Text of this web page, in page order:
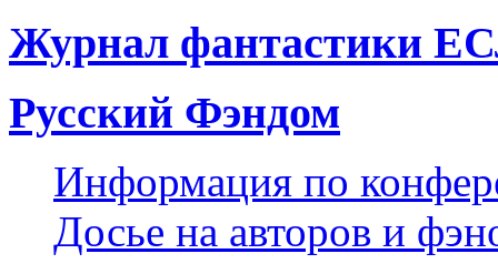
Журнал фантастики
Русский Фэндом
Информация по
Досье на авторов и